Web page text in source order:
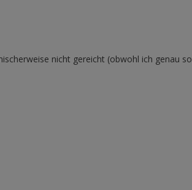
nicht gereicht (obwohl ich genau so